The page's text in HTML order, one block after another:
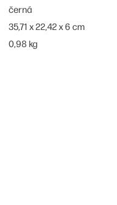
černá
35,71 x 22,42 x 6 cm
0,98 kg